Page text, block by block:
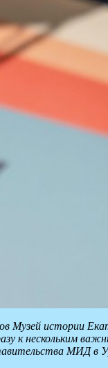
Музей истории
к нескольким
МИД в